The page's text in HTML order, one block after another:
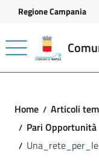
Vai ai contenuti
Vai al footer
Regione Campania
Home Articoli
Pari Opportunità